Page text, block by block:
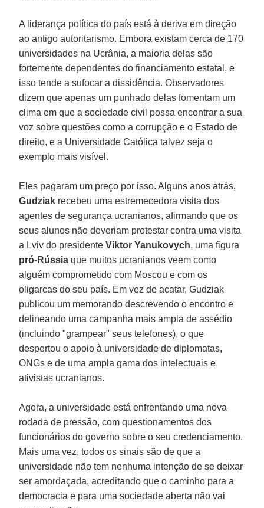
A liderança política do país está à deriva em direção
ao antigo autoritarismo. Embora existam cerca de 170
universidades na Ucrânia, a maioria delas são
fortemente dependentes do financiamento estatal, e
isso tende a sufocar a dissidência. Observadores
dizem que apenas um punhado delas fomentam um
clima em que a sociedade civil possa encontrar a sua
voz sobre questões como a corrupção e o Estado de
direito, e a Universidade Católica talvez seja o
exemplo mais visível.
Eles pagaram um preço por isso. Alguns anos atrás,
Gudziak recebeu uma estremecedora visita dos
agentes de segurança ucranianos, afirmando que os
seus alunos não deveriam protestar contra uma visita
a Lviv do presidenteViktor Yanukovych, uma figura
pró-Rússia que muitos ucranianos veem como
alguém comprometido com Moscou e com os
oligarcas do seu país. Em vez de acatar, Gudziak
publicou um memorando descrevendo o encontro e
delineando uma campanha mais ampla de assédio
(incluindo "grampear" seus telefones), o que
despertou o apoio à universidade de diplomatas,
ONGs e de uma ampla gama dos intelectuais e
ativistas ucranianos.
Agora, a universidade está enfrentando uma nova
rodada de pressão, com questionamentos dos
funcionários do governo sobre o seu credenciamento.
Mais uma vez, todos os sinais são de que a
universidade não tem nenhuma intenção de se deixar
ser amordaçada, acreditando que o caminho para a
democracia e para uma sociedade aberta não vai